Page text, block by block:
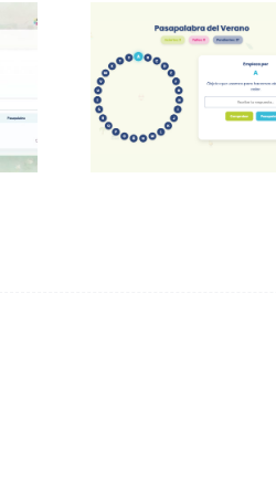
Pasapalabra del
verano